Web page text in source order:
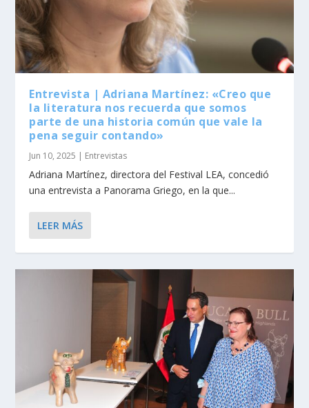
Entrevista | Adriana Martínez: «Creo que
la literatura nos recuerda que somos
parte de una historia común que vale la
pena seguir contando»
Jun 10, 2025 Entrevistas
Adriana Martínez, directora del Festival LEA, concedió
una entrevista a Panorama Griego, en la que...
LEER MÁS